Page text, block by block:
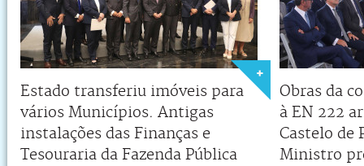
Estado transferiu imóveis para
vários Municípios. Antigas
instalações das Finanças e
Tesouraria da Fazenda Pública
Obras da
à EN 222
Castelo de
Ministro